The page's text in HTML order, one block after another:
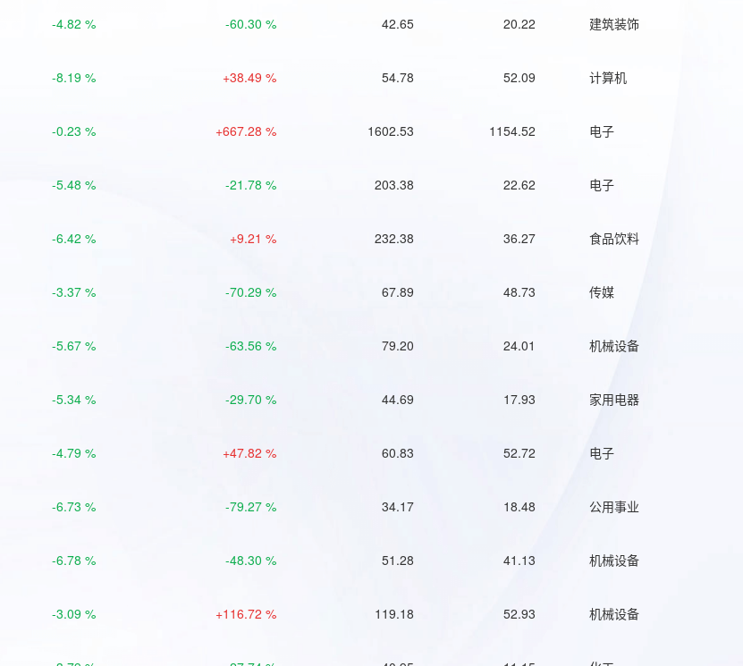
-4.82 % -60.30 % 42.65 20.22 建筑装饰
-8.19 % +38.49 % 54.78 52.09 计算机
-0.23 % +667.28 % 1602.53 1154.52 电子
-5.48 % -21.78 % 203.38 22.62 电子
-6.42 % +9.21 % 232.38 36.27 食品饮料
-3.37 % -70.29 % 67.89 48.73 传媒
-5.67 % -63.56 % 79.20 24.01 机械设备
-5.34 % -29.70 % 44.69 17.93 家用电器
-4.79 % +47.82 % 60.83 52.72 电子
-6.73 % -79.27 % 34.17 18.48 公用事业
-6.78 % -48.30 % 51.28 41.13 机械设备
-3.09 % +116.72 % 119.18 52.93 机械设备